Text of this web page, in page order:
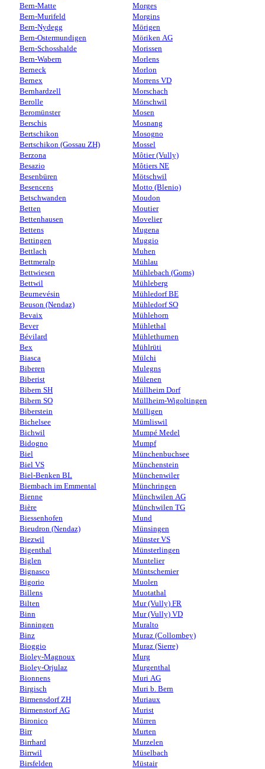
Bern-Matte
Bern-Murifeld
Bern-Nydegg
Bern-Ostermundigen
Bern-Schosshalde
Bern-Wabern
Berneck
Bernex
Bernhardzell
Berolle
Beromünster
Berschis
Bertschikon
Bertschikon (Gossau ZH)
Berzona
Besazio
Besenbüren
Besencens
Betschwanden
Betten
Bettenhausen
Bettens
Bettingen
Bettlach
Bettmeralp
Bettwiesen
Bettwil
Beurnevésin
Beuson (Nendaz)
Bevaix
Bever
Bévilard
Bex
Biasca
Biberen
Biberist
Bibern SH
Bibern SO
Biberstein
Bichelsee
Bichwil
Bidogno
Biel
Biel VS
Biel-Benken BL
Biembach im Emmental
Bienne
Bière
Biessenhofen
Bieudron (Nendaz)
Biezwil
Bigenthal
Biglen
Bignasco
Bigorio
Billens
Bilten
Binn
Binningen
Binz
Bioggio
Bioley-Magnoux
Bioley-Orjulaz
Bionnens
Birgisch
Birmensdorf ZH
Birmenstorf AG
Bironico
Birr
Birrhard
Birrwil
Birsfelden
Morges
Morgins
Mörigen
Möriken AG
Morissen
Morlens
Morlon
Morrens VD
Morschach
Mörschwil
Mosen
Mosnang
Mosogno
Mossel
Môtier (Vully)
Môtiers NE
Mötschwil
Motto (Blenio)
Moudon
Moutier
Movelier
Mugena
Muggio
Muhen
Mühlau
Mühlebach (Goms)
Mühleberg
Mühledorf BE
Mühledorf SO
Mühlehorn
Mühlethal
Mühlethurnen
Mühlrüti
Mülchi
Mulegns
Mülenen
Müllheim Dorf
Müllheim-Wigoltingen
Mülligen
Mümliswil
Mumpé Medel
Mumpf
Münchenbuchsee
Münchenstein
Münchenwiler
Münchringen
Münchwilen AG
Münchwilen TG
Mund
Münsingen
Münster VS
Münsterlingen
Muntelier
Müntschemier
Muolen
Muotathal
Mur (Vully) FR
Mur (Vully) VD
Muralto
Muraz (Collombey)
Muraz (Sierre)
Murg
Murgenthal
Muri AG
Muri b. Bern
Muriaux
Murist
Mürren
Murten
Murzelen
Müselbach
Müstair